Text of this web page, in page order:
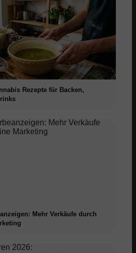
Rezepte für Backen,
Mehr Verkäufe durch